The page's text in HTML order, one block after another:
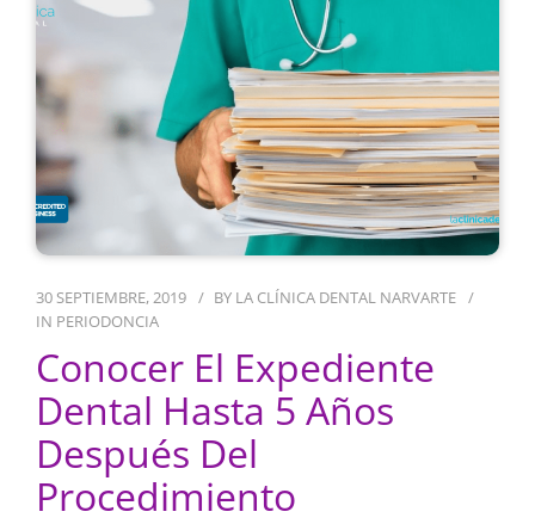
30 SEPTIEMBRE, 2019 BY LA CLÍNICA DENTAL NARVARTE
IN PERIODONCIA
Conocer El Expediente
Dental Hasta 5 Años
Después Del
Procedimiento